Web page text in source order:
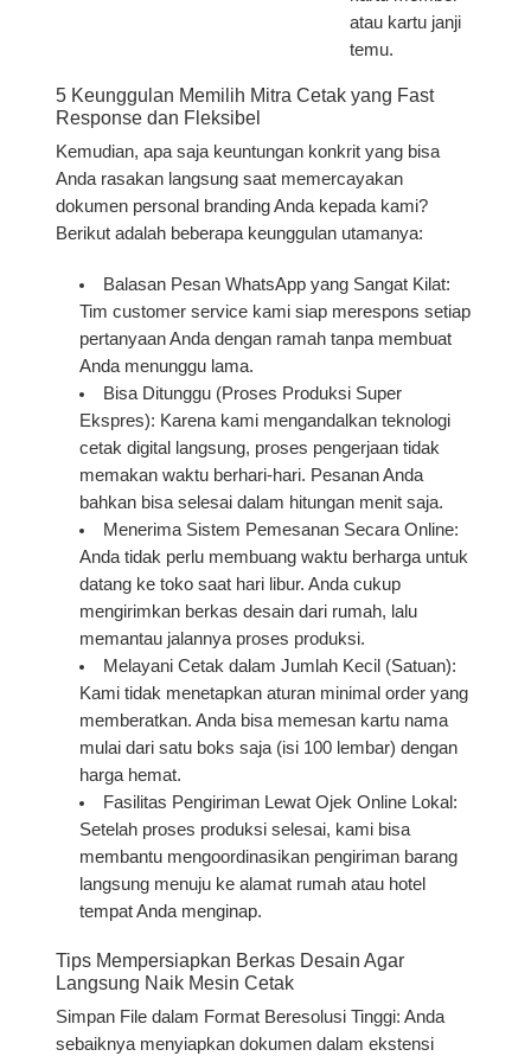
atau kartu janji
temu.
5 Keunggulan Memilih Mitra Cetak yang Fast
Response dan Fleksibel
Kemudian, apa saja keuntungan konkrit yang bisa
Anda rasakan langsung saat memercayakan
dokumen personal branding Anda kepada kami?
Berikut adalah beberapa keunggulan utamanya:
Balasan Pesan WhatsApp yang Sangat Kilat:
Tim customer service kami siap merespons setiap
pertanyaan Anda dengan ramah tanpa membuat
Anda menunggu lama.
Bisa Ditunggu (Proses Produksi Super
Ekspres): Karena kami mengandalkan teknologi
cetak digital langsung, proses pengerjaan tidak
memakan waktu berhari-hari. Pesanan Anda
bahkan bisa selesai dalam hitungan menit saja.
Menerima Sistem Pemesanan Secara Online:
Anda tidak perlu membuang waktu berharga untuk
datang ke toko saat hari libur. Anda cukup
mengirimkan berkas desain dari rumah, lalu
memantau jalannya proses produksi.
Melayani Cetak dalam Jumlah Kecil (Satuan):
Kami tidak menetapkan aturan minimal order yang
memberatkan. Anda bisa memesan kartu nama
mulai dari satu boks saja (isi 100 lembar) dengan
harga hemat.
Fasilitas Pengiriman Lewat Ojek Online Lokal:
Setelah proses produksi selesai, kami bisa
membantu mengoordinasikan pengiriman barang
langsung menuju ke alamat rumah atau hotel
tempat Anda menginap.
Tips Mempersiapkan Berkas Desain Agar
Langsung Naik Mesin Cetak
Simpan File dalam Format Beresolusi Tinggi: Anda
sebaiknya menyiapkan dokumen dalam ekstensi